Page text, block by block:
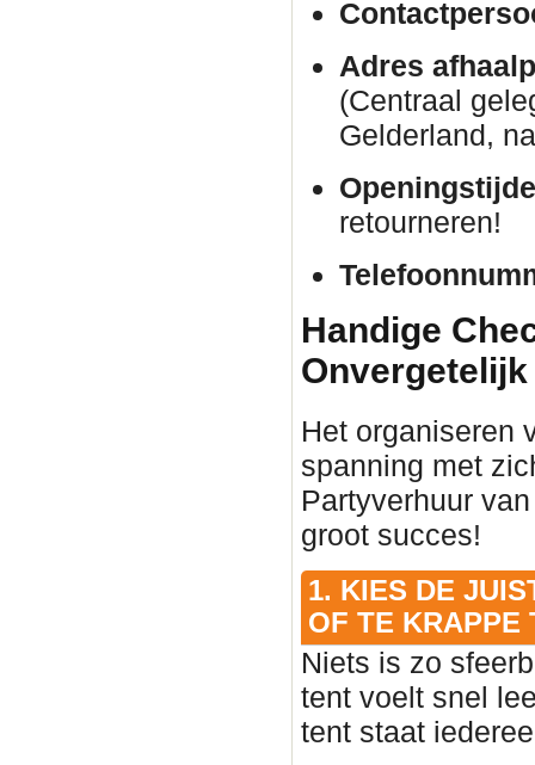
Adres
(Centraal
Gelderland,
retourneren!
Handige
Het organiseren
spanning met
Partyverhuur
groot succes!
1. KIES DE
OF TE KRAPPE
Niets is zo
tent voelt snel
tent staat